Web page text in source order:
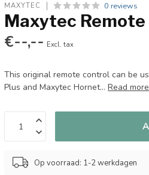
MAXYTEC 0 reviews
Maxytec
€--,-- Excl. tax
This original remote control can be
Plus and Maxytec Hornet...Read more
Op voorraad: 1-2 werkdagen